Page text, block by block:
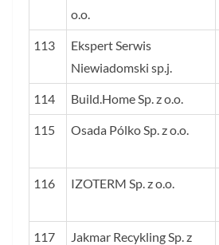
o.o.
113
Ekspert Serwis
Niewiadomski sp.j.
114 Build.Home Sp. z o.o.
115 Osada Pólko Sp. z o.o.
116 IZOTERM Sp. z o.o.
117
Jakmar Recykling Sp. z